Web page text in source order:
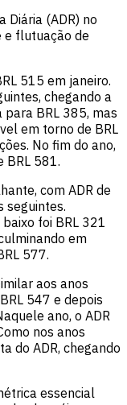
Diária (ADR) no
e flutuação de
515 em janeiro.
chegando a
BRL 385, mas
em torno de BRL
No fim do ano,
BRL 581.
com ADR de
seguintes.
foi BRL 321
em
577.
aos anos
547 e depois
ano, o ADR
nos anos
do ADR, chegando
essencial